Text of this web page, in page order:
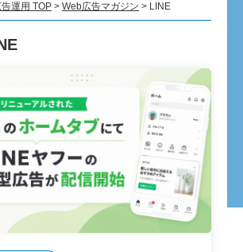
運用 TOP > Web広告マガジン > LINE